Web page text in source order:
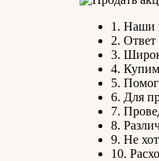
1. Наши
2. Ответ
3.
4.
5.
6. Для
7.
8.
9. Не
10.